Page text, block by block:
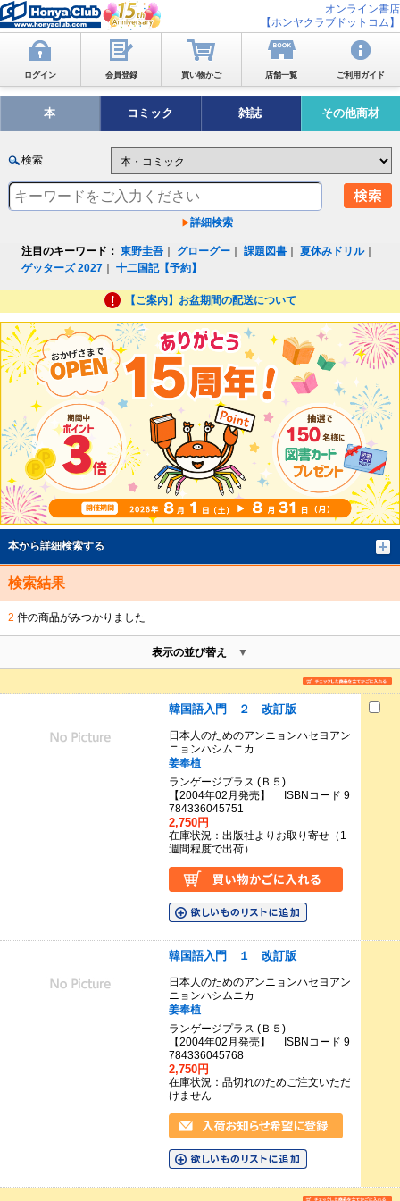
オンライン書店
【ホンヤクラブドットコム】
ログイン 会員登録 買い物かご 店舗一覧 ご利用ガイド
本 コミック 雑誌 その他商材
検索
詳細検索
注目のキーワード： 東野圭吾 グローグー ｜課題図書 ｜夏休みドリル｜
ゲッターズ 2027 ｜十二国記【予約】
【ご案内】お盆期間の配送について
本から詳細検索する
検索結果
2 件の商品がみつかりました
表示の並び替え
韓国語入門 ２ 改訂版
日本人のためのアンニョンハセヨアン
ニョンハシムニカ
姜奉植
ランゲージプラス (Ｂ５)
【2004年02月発売】 ISBNコード 9
784336045751
2,750円
在庫状況：出版社よりお取り寄せ（1
週間程度で出荷）
韓国語入門 １ 改訂版
日本人のためのアンニョンハセヨアン
ニョンハシムニカ
姜奉植
ランゲージプラス (Ｂ５)
【2004年02月発売】 ISBNコード 9
784336045768
2,750円
在庫状況：品切れのためご注文いただ
けません